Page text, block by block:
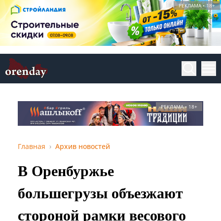
РЕКЛАМА • 18+
РЕКЛАМА • 18+
Главная Архив новостей
В Оренбуржье
большегрузы объезжают
стороной рамки весового